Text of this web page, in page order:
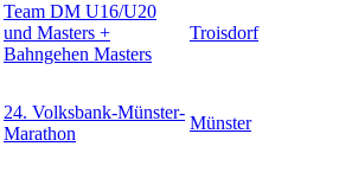
Team DM U16/U20
und Masters +
Bahngehen Masters
Troisdorf
24. Volksbank-Münster-
Marathon
Münster